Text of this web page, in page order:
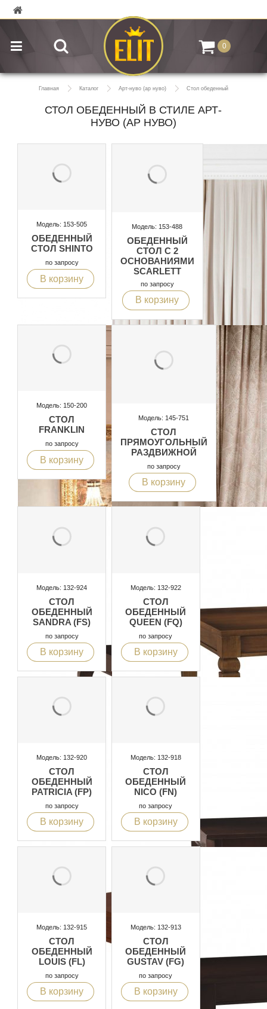
0
Главная Каталог Арт-нуво (ар нуво) Стол обеденный
СТОЛ ОБЕДЕННЫЙ В СТИЛЕ АРТ-
НУВО (АР НУВО)
Модель: 153-505
ОБЕДЕННЫЙ
СТОЛ SHINTO
по запросу
В корзину
Модель: 153-488
ОБЕДЕННЫЙ
СТОЛ С 2
ОСНОВАНИЯМИ
SCARLETT
по запросу
В корзину
Модель: 150-200
СТОЛ
FRANKLIN
по запросу
В корзину
Модель: 145-751
СТОЛ
ПРЯМОУГОЛЬНЫЙ
РАЗДВИЖНОЙ
по запросу
В корзину
Модель: 132-924
СТОЛ
ОБЕДЕННЫЙ
SANDRA (FS)
по запросу
В корзину
Модель: 132-922
СТОЛ
ОБЕДЕННЫЙ
QUEEN (FQ)
по запросу
В корзину
Модель: 132-920
СТОЛ
ОБЕДЕННЫЙ
PATRICIA (FP)
по запросу
В корзину
Модель: 132-918
СТОЛ
ОБЕДЕННЫЙ
NICO (FN)
по запросу
В корзину
Модель: 132-915
СТОЛ
ОБЕДЕННЫЙ
LOUIS (FL)
по запросу
В корзину
Модель: 132-913
СТОЛ
ОБЕДЕННЫЙ
GUSTAV (FG)
по запросу
В корзину